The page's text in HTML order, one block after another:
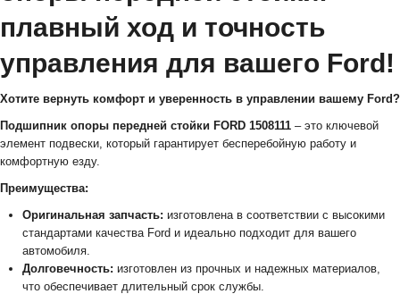
плавный ход и точность
управления для вашего Ford!
Хотите вернуть комфорт и уверенность в управлении вашему Ford?
Подшипник опоры передней стойки FORD 1508111 – это ключевой
элемент подвески, который гарантирует бесперебойную работу и
комфортную езду.
Преимущества:
Оригинальная запчасть: изготовлена в соответствии с высокими
стандартами качества Ford и идеально подходит для вашего
автомобиля.
Долговечность: изготовлен из прочных и надежных материалов,
что обеспечивает длительный срок службы.